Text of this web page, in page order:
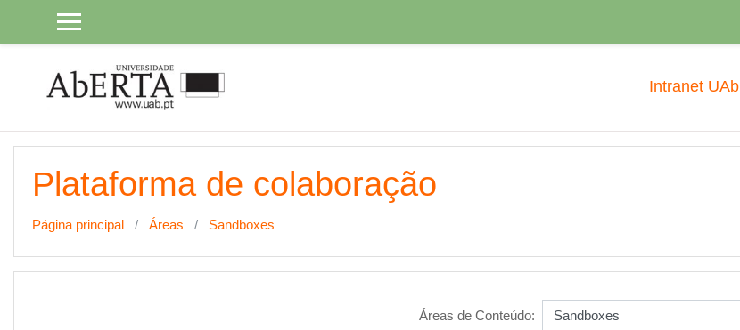
Intranet UAb
Plataforma de colaboração
Página principal Áreas Sandboxes
Áreas de Conteúdo: